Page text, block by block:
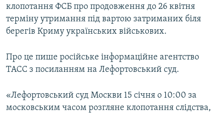
Усі сайти RFE/RL
клопотання ФСБ про продовження до 26 квітня
терміну утримання під вартою затриманих біля
берегів Криму українських військових.
Про це пише російське інформаційне агентство
ТАСС з посиланням на Лефортовський суд.
«Лефортовський суд Москви 15 січня о 10:00 за
московським часом розгляне клопотання слідства,